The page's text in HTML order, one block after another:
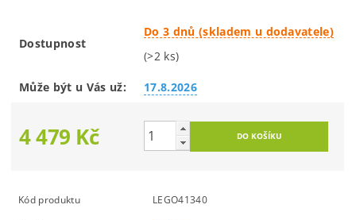
Dostupnost
Do 3 dnů (skladem u dodavatele)
(>2 ks)
Může být u Vás už: 17.8.2026
4 479 Kč
Kód produktu LEGO41340